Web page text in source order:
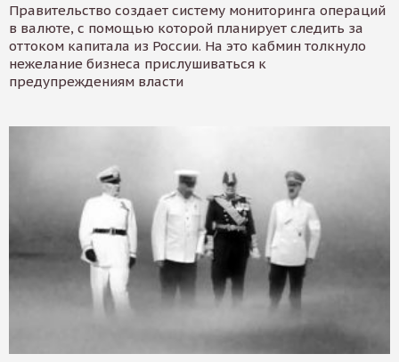
Правительство создает систему мониторинга операций
в валюте, с помощью которой планирует следить за
оттоком капитала из России. На это кабмин толкнуло
нежелание бизнеса прислушиваться к
предупреждениям власти